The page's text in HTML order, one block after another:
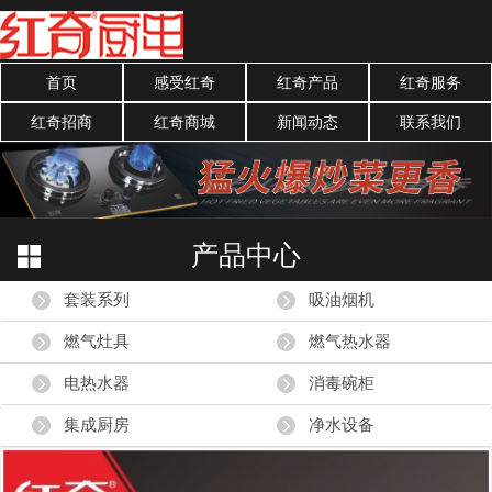
首页 感受红奇 红奇产品 红奇服务
红奇招商 红奇商城 新闻动态 联系我们
产品中心
套装系列 吸油烟机
燃气灶具 燃气热水器
电热水器 消毒碗柜
集成厨房 净水设备